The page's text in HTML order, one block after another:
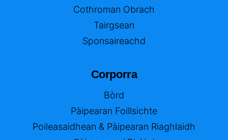
Cothroman Obrach
Tairgsean
Sponsaireachd
Corporra
Bòrd
Pàipearan Foillsichte
Poileasaidhean & Pàipearan Riaghlaidh